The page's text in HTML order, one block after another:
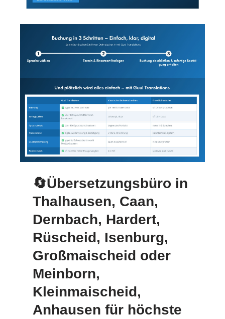
🔄Übersetzungsbüro in
Thalhausen, Caan,
Dernbach, Hardert,
Rüscheid, Isenburg,
Großmaischeid oder
Meinborn,
Kleinmaischeid,
Anhausen für höchste